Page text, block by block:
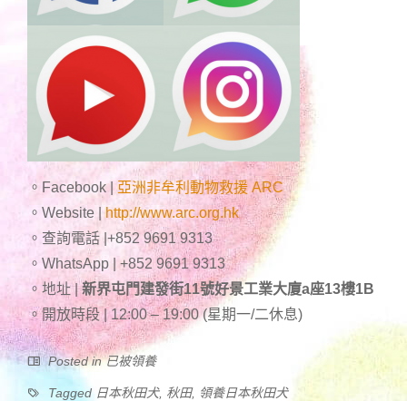
。Facebook | 亞洲非牟利動物救援 ARC
。Website |
http://www.arc.org.hk
。查詢電話 |+852 9691 9313
。WhatsApp | +852 9691 9313
。地址 |新界屯門建發街11號好景工業大廈a座13樓1B
。開放時段 | 12:00 – 19:00 (星期一/二休息)
Posted in已被領養
Tagged 日本秋田犬, 秋田, 領養日本秋田犬